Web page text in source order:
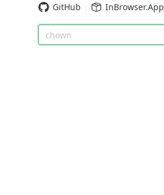
GitHub InBrowser.App
chown